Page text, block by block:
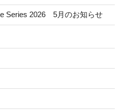
Series 2026 5月のお知らせ